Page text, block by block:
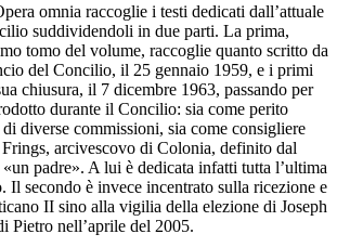
omnia raccoglie i testi dedicati dall’attuale
suddividendoli in due parti. La prima,
tomo del volume, raccoglie quanto scritto da
del Concilio, il 25 gennaio 1959, e i primi
chiusura, il 7 dicembre 1963, passando per
durante il Concilio: sia come perito
diverse commissioni, sia come consigliere
Frings, arcivescovo di Colonia, definito dal
«un padre». A lui è dedicata infatti tutta l’ultima
Il secondo è invece incentrato sulla ricezione e
II sino alla vigilia della elezione di Joseph
Pietro nell’aprile del 2005.